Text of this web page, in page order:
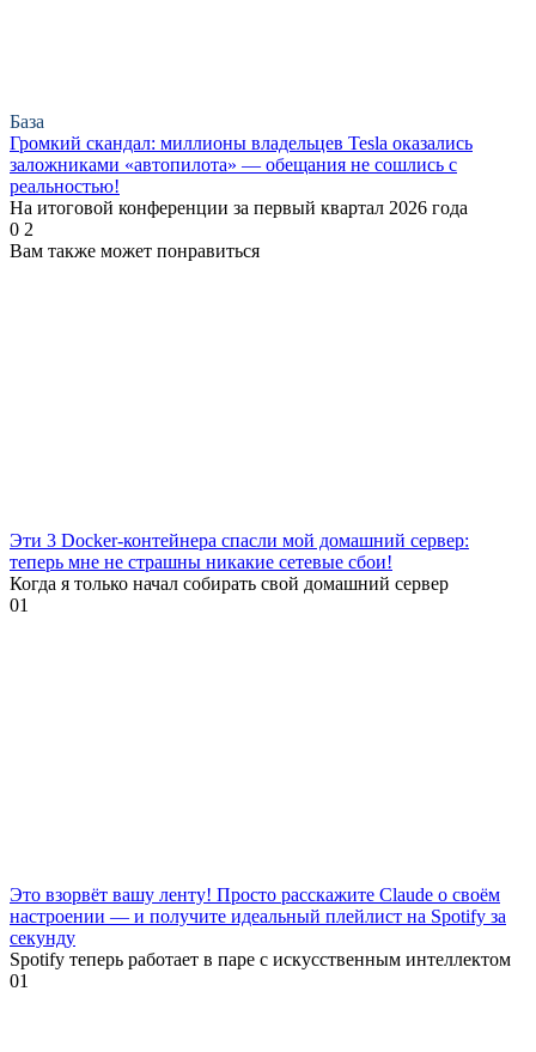
База
Громкий скандал: миллионы владельцев Tesla оказались
заложниками «автопилота» — обещания не сошлись с
реальностью!
На итоговой конференции за первый квартал 2026 года
0 2
Вам также может понравиться
Эти 3 Docker-контейнера спасли мой домашний сервер:
теперь мне не страшны никакие сетевые сбои!
Когда я только начал собирать свой домашний сервер
01
Это взорвёт вашу ленту! Просто расскажите Claude о своём
настроении — и получите идеальный плейлист на Spotify за
секунду
Spotify теперь работает в паре с искусственным интеллектом
01